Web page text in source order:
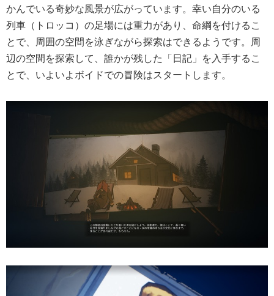
かんでいる奇妙な風景が広がっています。幸い自分のいる
列車（トロッコ）の足場には重力があり、命綱を付けるこ
とで、周囲の空間を泳ぎながら探索はできるようです。周
辺の空間を探索して、誰かが残した「日記」を入手するこ
とで、いよいよボイドでの冒険はスタートします。